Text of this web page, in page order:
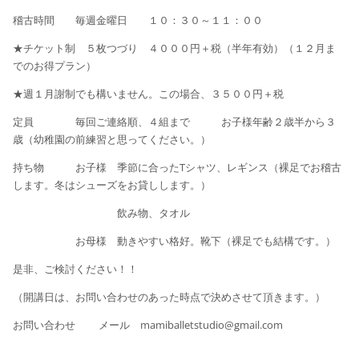
稽古時間 毎週金曜日 １０：３０～１１：００
★チケット制 ５枚つづり ４０００円＋税（半年有効）（１２月ま
でのお得プラン）
★週１月謝制でも構いません。この場合、３５００円＋税
定員 毎回ご連絡順、４組まで お子様年齢２歳半から３
歳（幼稚園の前練習と思ってください。）
持ち物 お子様 季節に合ったTシャツ、レギンス（裸足でお稽古
します。冬はシューズをお貸しします。）
飲み物、タオル
お母様 動きやすい格好。靴下（裸足でも結構です。）
是非、ご検討ください！！
（開講日は、お問い合わせのあった時点で決めさせて頂きます。）
お問い合わせ
メール mamiballetstudio@gmail.com